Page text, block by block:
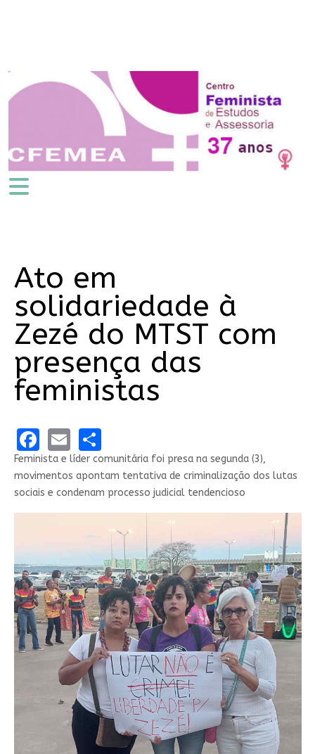
Ato em
solidariedade à
Zezé do MTST com
presença das
feministas
Facebook
EmailShare
Feminista e líder comunitária foi presa na segunda (3),
movimentos apontam tentativa de criminalização dos lutas
sociais e condenam processo judicial tendencioso